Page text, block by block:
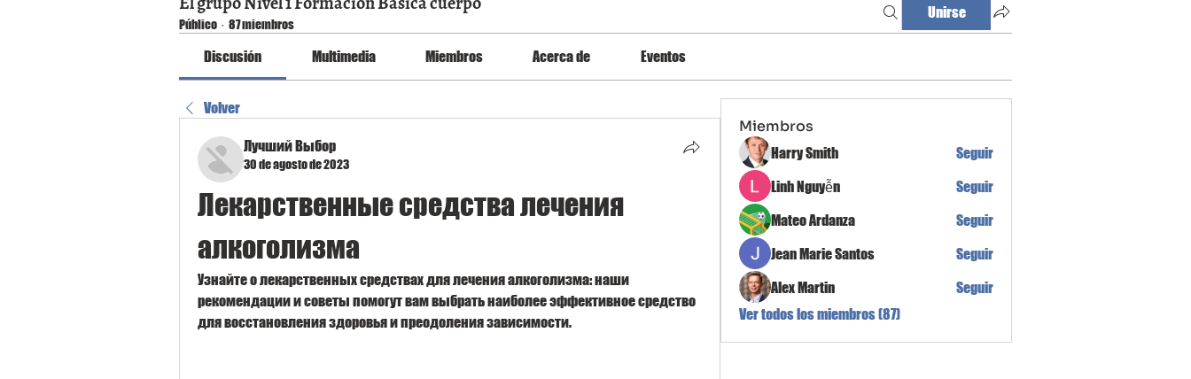
Público · 87 miembros
Unirse
Discusión Multimedia Miembros Acerca de Eventos
Volver
Лучший Выбор
30 de agosto de 2023
Лекарственные средства лечения
алкоголизма
Узнайте о лекарственных средствах для лечения алкоголизма: наши
рекомендации и советы помогут вам выбрать наиболее эффективное средство
для восстановления здоровья и преодоления зависимости.
Miembros
Harry Smith
Seguir
Linh Nguyễn
Seguir
Mateo Ardanza
Seguir
Jean Marie Santos
Seguir
Alex Martin
Seguir
Ver todos los miembros (87)